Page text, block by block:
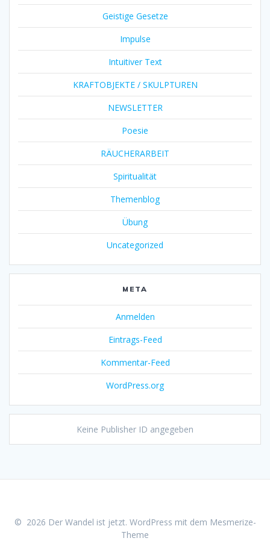
Geistige Gesetze
Impulse
Intuitiver Text
KRAFTOBJEKTE / SKULPTUREN
NEWSLETTER
Poesie
RÄUCHERARBEIT
Spiritualität
Themenblog
Übung
Uncategorized
META
Anmelden
Eintrags-Feed
Kommentar-Feed
WordPress.org
Keine Publisher ID angegeben
© 2026 Der Wandel ist jetzt. WordPress mit dem Mesmerize-
Theme